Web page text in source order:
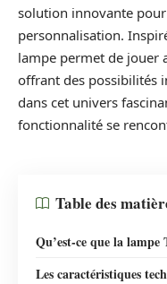
solution innovante
personnalisation.
lampe permet de jouer
offrant des possibilités
dans cet univers
fonctionnalité se
Table des
Qu’est-ce que la lampe
Les caractéristiques